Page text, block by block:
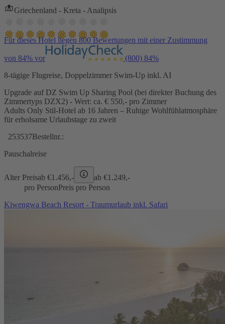
Griechenland - Kreta - Analipsis
Für dieses Hotel liegen 800 Bewertungen mit einer Zustimmung
von 84% vor (800) 84%
8-tägige Flugreise, Doppelzimmer Swim-Up inkl. AI
Upgrade auf DZ Swim Up Sharing Pool (bei direkter Buchung des
Zimmertyps DZX2) - Wert: ca. € 550,- pro Zimmer
Adults Only Stil-Hotel ab 16 Jahren – Ruhige Wohlfühlatmosphäre
für erholsame Urlaubstage zu zweit
253537Bestellnr.:
Pauschalreise
Alter Preisab €1.456,- ab €1.249,-
pro PersonPreis pro Person
Kiwengwa Beach Resort - Traumurlaub inkl. Safari